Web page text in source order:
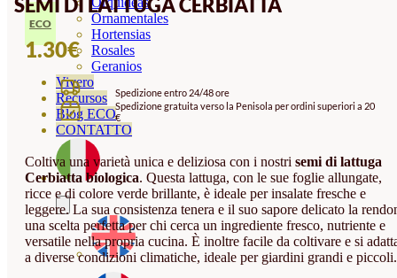
Ornamentales
Hortensias
Rosales
Geranios
Vivero
Recursos
Blog ECO
CONTATTO
ECO
1.30€
Spedizione entro 24/48 ore
Spedizione gratuita verso la Penisola per ordini superiori a 20
€
Coltiva una varietà unica e deliziosa con i nostri semi di lattuga
Cerbiatta biologica. Questa lattuga, con le sue foglie allungate,
ricce e di colore verde brillante, è ideale per insalate fresche e
leggere. La sua consistenza tenera e il suo sapore delicato la
una scelta perfetta per chi cerca un ingrediente fresco, nutriente e
versatile nella propria cucina. È inoltre facile da coltivare e si
a diverse condizioni climatiche, ideale per giardini grandi e piccoli.